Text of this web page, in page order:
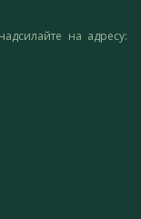
на адресу: